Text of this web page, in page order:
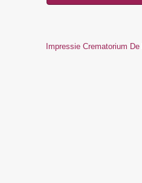
Impressie Crematorium